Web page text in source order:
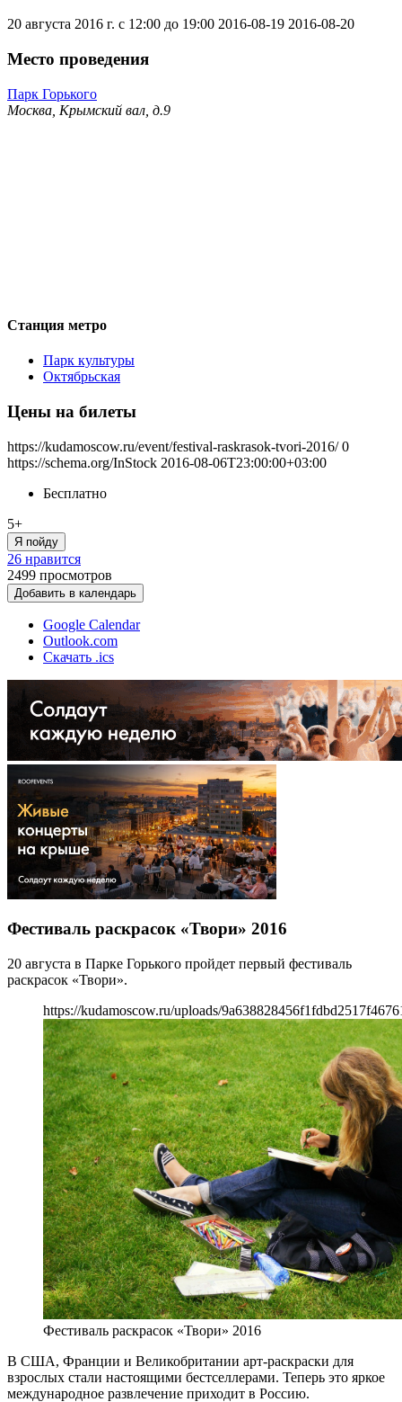
20 августа 2016 г. с 12:00 до 19:00 2016-08-19 2016-08-20
Место проведения
Парк Горького
Москва, Крымский вал, д.9
Станция метро
Парк культуры
Октябрьская
Цены на билеты
https://kudamoscow.ru/event/festival-raskrasok-tvori-2016/ 0
https://schema.org/InStock 2016-08-06T23:00:00+03:00
Бесплатно
5+
Я пойду
26 нравится
2499 просмотров
Добавить в календарь
Google Calendar
Outlook.com
Скачать .ics
Фестиваль раскрасок «Твори» 2016
20 августа в Парке Горького пройдет первый фестиваль
раскрасок «Твори».
https://kudamoscow.ru/uploads/
Фестиваль раскрасок «Твори» 2016
В США, Франции и Великобритании арт-раскраски для
взрослых стали настоящими бестселлерами. Теперь это яркое
международное развлечение приходит в Россию.